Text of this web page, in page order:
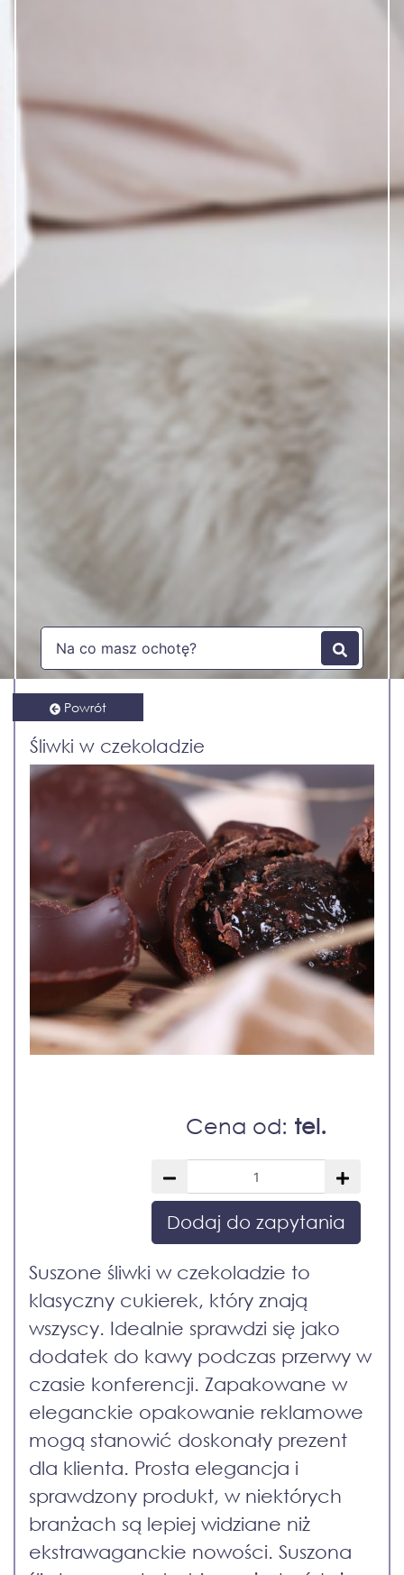
Powrót
Śliwki w czekoladzie
Cena od: tel.
Dodaj do zapytania
Suszone śliwki w czekoladzie to
klasyczny cukierek, który znają
wszyscy. Idealnie sprawdzi się jako
dodatek do kawy podczas przerwy w
czasie konferencji. Zapakowane w
eleganckie opakowanie reklamowe
mogą stanowić doskonały prezent
dla klienta. Prosta elegancja i
sprawdzony produkt, w niektórych
branżach są lepiej widziane niż
ekstrawaganckie nowości. Suszona